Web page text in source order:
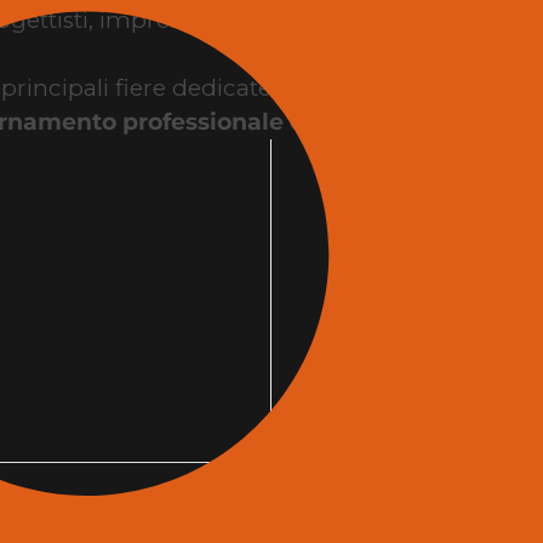
imprese, interior designer, contractor,
fiere dedicate all’edilizia e
professionale e incontri business
fiera edilizia?